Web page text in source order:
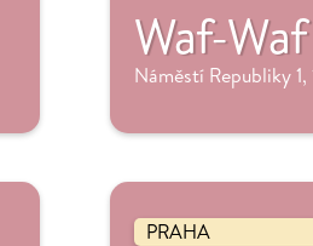
Waf-
Náměstí Republiky 1,
PRAHA